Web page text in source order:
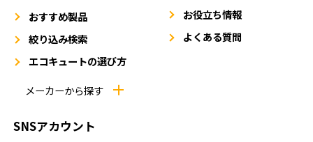
おすすめ製品
絞り込み検索
エコキュートの選び方
メーカーから探す
お役立ち情報
よくある質問
SNSアカウント